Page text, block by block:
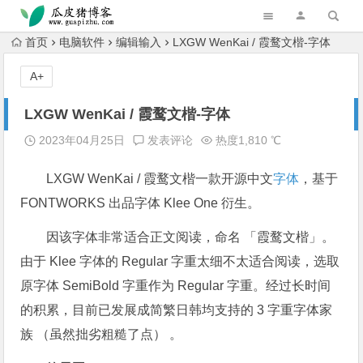
跳转到主内容
首页 电脑软件 编辑输入 LXGW WenKai / 霞鹜文楷-字体
LXGW WenKai / 霞鹜文楷-字体
2023年04月25日 发表评论 热度1,810 ℃
LXGW WenKai / 霞鹜文楷一款开源中文字体 ，基于
FONTWORKS 出品字体 Klee One 衍生。
因该字体非常适合正文阅读，命名 「霞鹜文楷」。
由于 Klee 字体的 Regular 字重太细不太适合阅读，选取
原字体 SemiBold 字重作为 Regular 字重。经过长时间
的积累，目前已发展成简繁日韩均支持的 3 字重字体家
族 （虽然拙劣粗糙了点） 。
A+